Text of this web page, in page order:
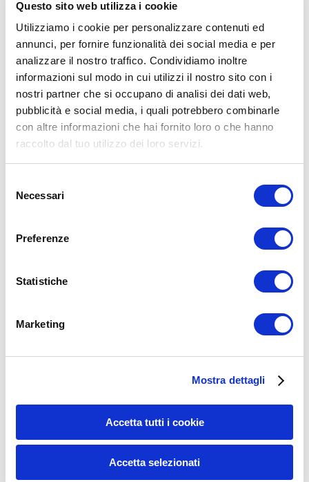
Questo sito web utilizza i cookie
Utilizziamo i cookie per personalizzare contenuti ed
annunci, per fornire funzionalità dei social media e per
analizzare il nostro traffico. Condividiamo inoltre
informazioni sul modo in cui utilizzi il nostro sito con i
nostri partner che si occupano di analisi dei dati web,
pubblicità e social media, i quali potrebbero combinarle
con altre informazioni che hai fornito loro o che hanno
raccolto dal tuo utilizzo dei loro servizi.
delNecessari
Preferenze
Statistiche
Marketing
Mostra dettagli
Accetta tutti i cookie
Accetta selezionati
ALLENATI CON ME!
LEGGI I MIEI ARTICOLI
35workout
Allenamento(1.800)
Allenamento Braccia(9)
Allenamento con il TRX(36)
Allenamento funzionale(6)